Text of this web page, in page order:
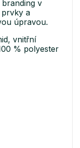
v
a
úpravou.
vnitřní
% polyester